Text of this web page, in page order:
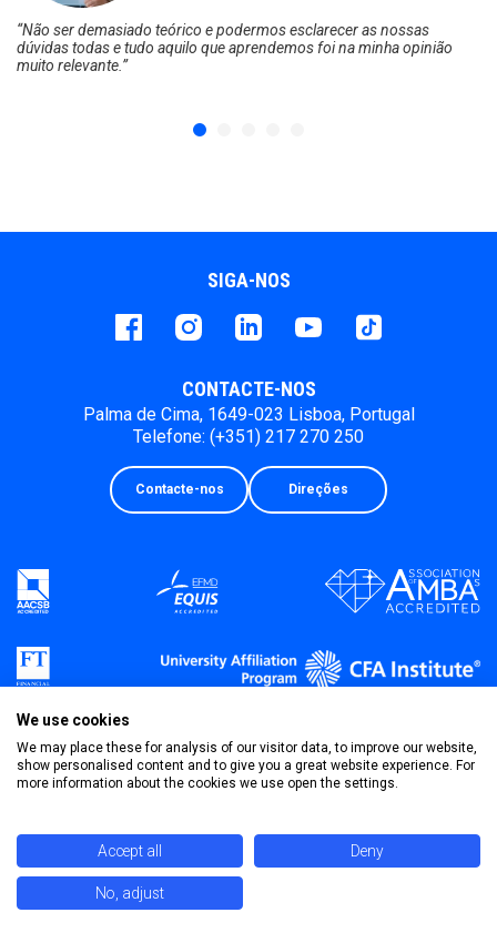
“Não ser demasiado teórico e podermos esclarecer as nossas
dúvidas todas e tudo aquilo que aprendemos foi na minha opinião
muito relevante.”
SIGA-NOS
FacebookinstagramLinkedInYoutube Tiktok
CONTACTE-NOS
Palma de Cima, 1649-023 Lisboa, Portugal
Telefone: (+351) 217 270 250
Contacte-nos Direções
Política de Privacidade Termos & Condições
©2026 Universidade Católica Portuguesa
We use cookies
We may place these for analysis of our visitor data, to improve our website,
show personalised content and to give you a great website experience. For
more information about the cookies we use open the settings.
Accept all Deny
No, adjust